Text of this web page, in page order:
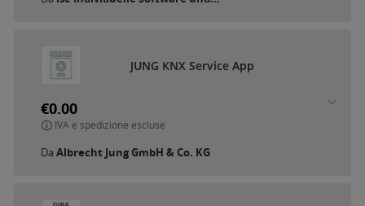
JUNG KNX Service App
€0.00
IVA e spedizione escluse
Da Albrecht Jung GmbH & Co. KG